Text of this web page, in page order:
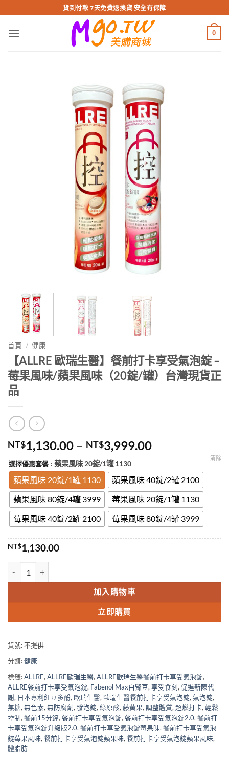
轉
貨到付款 7天免費退換貨 安全有保障
0
首頁 / 健康
【ALLRE 歐瑞生醫】餐前打卡享受氣泡錠 –
莓果風味/蘋果風味（20錠/罐）台灣現貨正
品
NT$1,130.00 – NT$3,999.00價
範
圍：
NT$1,130.00
到
NT$3,999.00
選擇優惠套餐 : 蘋果風味 20錠/1罐 1130
蘋果風味 20錠/1罐 1130
蘋果風味 40錠/2罐 2100
蘋果風味 80錠/4罐 3999
莓果風味 20錠/1罐 1130
莓果風味 40錠/2罐 2100
莓果風味 80錠/4罐 3999
清除
NT$1,130.00
加入購物車
立即購買
貨號:不提供
分類:健康
標籤:ALLRE,ALLRE歐瑞生醫,ALLRE歐瑞生醫餐前打卡享受氣泡錠,
ALLRE餐前打卡享受氣泡錠, Fabenol Max白腎豆,享受食刻,促進新陳代
謝, 日本專利紅豆多酚,歐瑞生醫,歐瑞生醫餐前打卡享受氣泡錠,氣泡錠,
無糖,無色素,無防腐劑,發泡錠,綠原酸,藤黃果,調整體質,超燃打卡,輕鬆
控制,餐前15分鐘,餐前打卡享受氣泡錠,餐前打卡享受氣泡錠2.0,餐前打
卡享受氣泡錠升級版2.0,餐前打卡享受氣泡錠莓果味,餐前打卡享受氣泡
錠莓果風味,餐前打卡享受氣泡錠蘋果味,餐前打卡享受氣泡錠蘋果風味,
體脂肪